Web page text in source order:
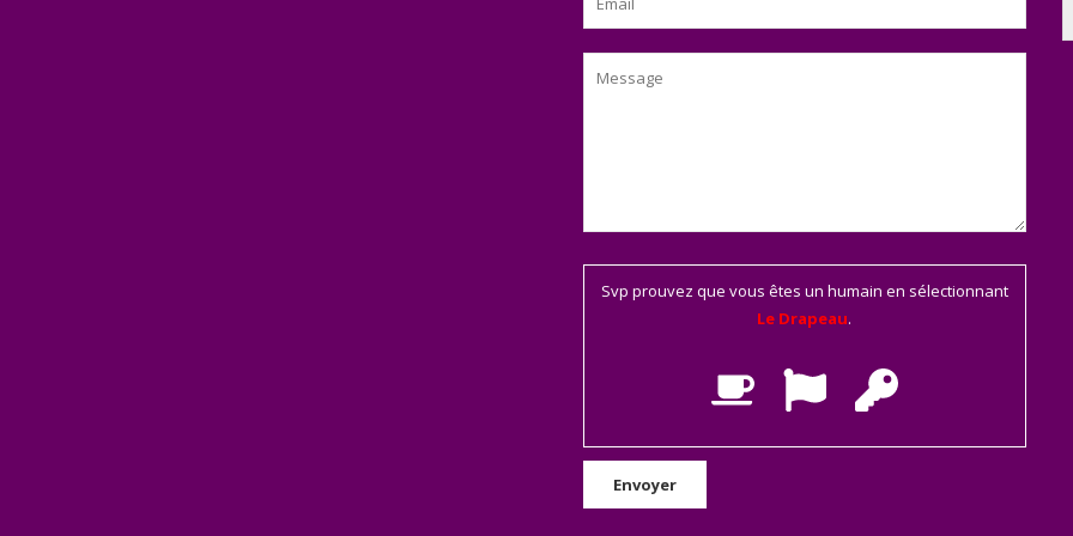
Svp prouvez que vous êtes un humain en sélectionnant
Le Drapeau.